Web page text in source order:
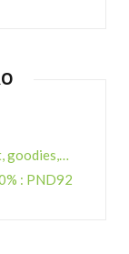
goodies,…
: PND92